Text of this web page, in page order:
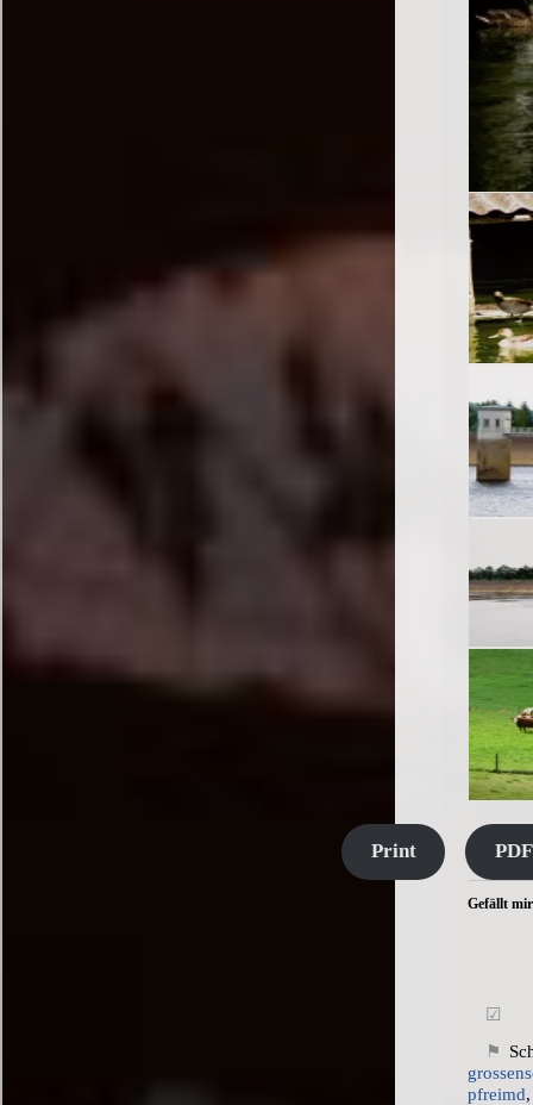
Print PDF
Gefällt
pfreimd